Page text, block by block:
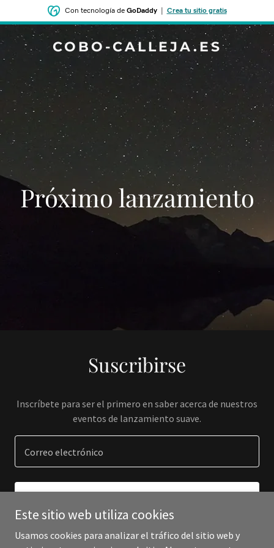
Con tecnología de GoDaddy| Crea tu sitio gratis
COBO-CALLEJA.ES
‌‌Próximo lanzamiento
Suscribirse
Inscríbete para ser el primero en saber acerca de nuestros
eventos de lanzamiento suave.
Correo electrónico
Este sitio web utiliza cookies
Usamos cookies para analizar el tráfico del sitio web y